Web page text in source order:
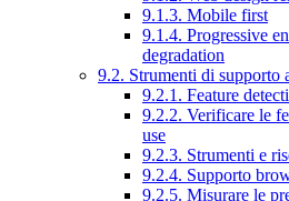
9.1.3. Mobile first
9.1.4. Progressive
degradation
9.2. Strumenti di supporto
9.2.1. Feature
9.2.2. Verificare le
use
9.2.3. Strumenti e
9.2.4. Supporto
9.2.5. Misurare le